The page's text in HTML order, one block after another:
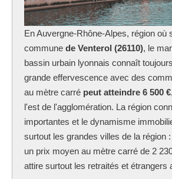
En Auvergne-Rhône-Alpes, région où
commune de Venterol (26110), le
bassin urbain lyonnais connaît
grande effervescence avec des
au mètre carré peut atteindre 6 500 €
l'est de l'agglomération. La région
importantes et le dynamisme
surtout les grandes villes de la région
un prix moyen au mètre carré de 2
attire surtout les retraités et étrangers